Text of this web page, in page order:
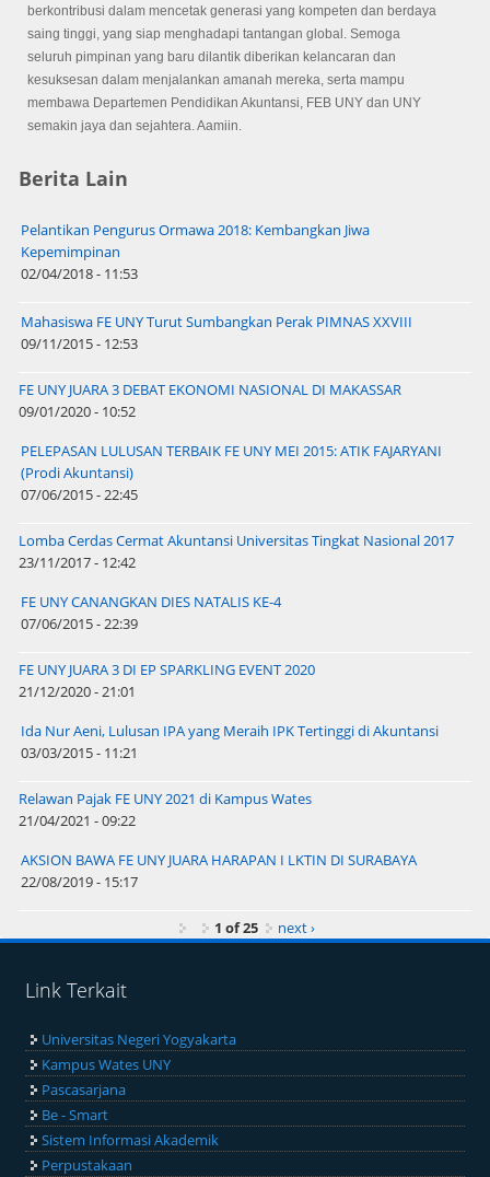
berkontribusi dalam mencetak generasi yang kompeten dan berdaya
saing tinggi, yang siap menghadapi tantangan global. Semoga
seluruh pimpinan yang baru dilantik diberikan kelancaran dan
kesuksesan dalam menjalankan amanah mereka, serta mampu
membawa Departemen Pendidikan Akuntansi, FEB UNY dan UNY
semakin jaya dan sejahtera. Aamiin.
Berita Lain
Pelantikan Pengurus Ormawa 2018: Kembangkan Jiwa
Kepemimpinan
02/04/2018 - 11:53
Mahasiswa FE UNY Turut Sumbangkan Perak PIMNAS XXVIII
09/11/2015 - 12:53
FE UNY JUARA 3 DEBAT EKONOMI NASIONAL DI MAKASSAR
09/01/2020 - 10:52
PELEPASAN LULUSAN TERBAIK FE UNY MEI 2015: ATIK FAJARYANI
(Prodi Akuntansi)
07/06/2015 - 22:45
Lomba Cerdas Cermat Akuntansi Universitas Tingkat Nasional 2017
23/11/2017 - 12:42
FE UNY CANANGKAN DIES NATALIS KE-4
07/06/2015 - 22:39
FE UNY JUARA 3 DI EP SPARKLING EVENT 2020
21/12/2020 - 21:01
Ida Nur Aeni, Lulusan IPA yang Meraih IPK Tertinggi di Akuntansi
03/03/2015 - 11:21
Relawan Pajak FE UNY 2021 di Kampus Wates
21/04/2021 - 09:22
AKSION BAWA FE UNY JUARA HARAPAN I LKTIN DI SURABAYA
22/08/2019 - 15:17
1 of 25 next ›
Link Terkait
Universitas Negeri Yogyakarta
Kampus Wates UNY
Pascasarjana
Be - Smart
Sistem Informasi Akademik
Perpustakaan